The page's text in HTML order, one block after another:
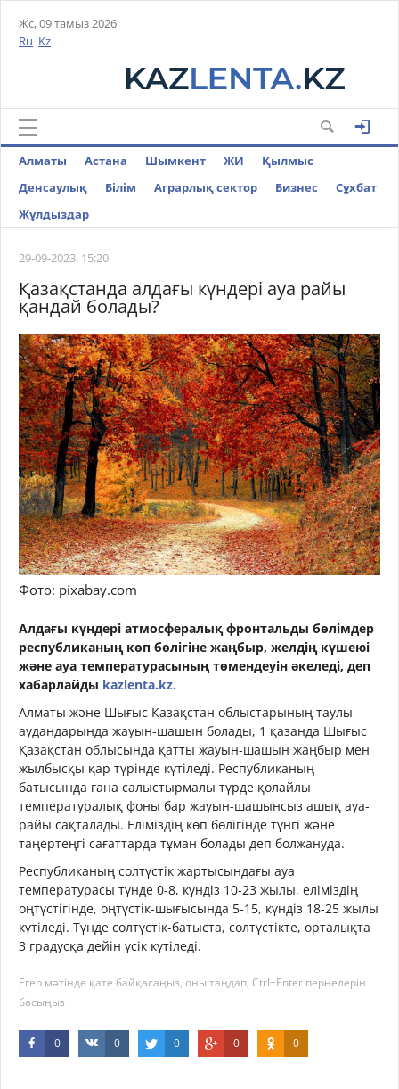
Жс, 09 тамыз 2026
Ru Kz
Алматы Астана Шымкент ЖИ
Қылмыс
Денсаулық
Білім Аграрлық сектор Бизнес
Cұхбат
Жұлдыздар
29-09-2023, 15:20
Қазақстанда алдағы күндері ауа райы
қандай болады?
Фото: pixabay.com
Алдағы күндері атмосфералық фронтальды бөлімдер
республиканың көп бөлігіне жаңбыр, желдің күшеюі
және ауа температурасының төмендеуін әкеледі, деп
хабарлайды kazlenta.kz.
Алматы және Шығыс Қазақстан облыстарының таулы
аудандарында жауын-шашын болады, 1 қазанда Шығыс
Қазақстан облысында қатты жауын-шашын жаңбыр мен
жылбысқы қар түрінде күтіледі. Республиканың
батысында ғана салыстырмалы түрде қолайлы
температуралық фоны бар жауын-шашынсыз ашық ауа-
райы сақталады. Еліміздің көп бөлігінде түнгі және
таңертеңгі сағаттарда тұман болады деп болжануда.
Республиканың солтүстік жартысындағы ауа
температурасы түнде 0-8, күндіз 10-23 жылы, еліміздің
оңтүстігінде, оңтүстік-шығысында 5-15, күндіз 18-25 жылы
күтіледі. Түнде солтүстік-батыста, солтүстікте, орталықта
3 градусқа дейін үсік күтіледі.
Егер мәтінде қате байқасаңыз, оны таңдап, Ctrl+Enter пернелерін
басыңыз
0 0 0 0 0